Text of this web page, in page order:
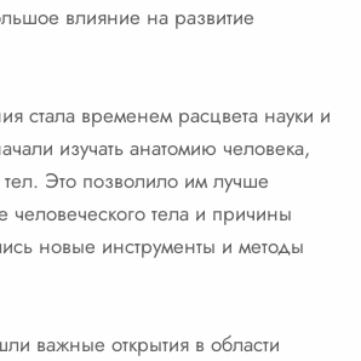
влияние на развитие
стала временем расцвета науки и
изучать анатомию человека,
Это позволило им лучше
человеческого тела и причины
новые инструменты и методы
важные открытия в области